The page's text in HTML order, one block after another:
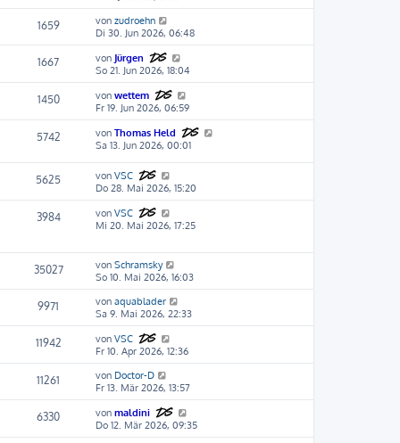
1659 von zudroehn
Di 30. Jun 2026, 06:48
1667 von Jürgen
So 21. Jun 2026, 18:04
1450 von wettem
Fr 19. Jun 2026, 06:59
5742 von Thomas Held
Sa 13. Jun 2026, 00:01
5625 von VSC
Do 28. Mai 2026, 15:20
3984 von VSC
Mi 20. Mai 2026, 17:25
35027 von Schramsky
So 10. Mai 2026, 16:03
9971 von aquablader
Sa 9. Mai 2026, 22:33
11942 von VSC
Fr 10. Apr 2026, 12:36
11261 von Doctor-D
Fr 13. Mär 2026, 13:57
6330 von maldini
Do 12. Mär 2026, 09:35